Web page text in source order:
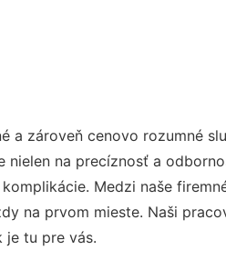
a zároveň cenovo rozumné
na precíznosť a
Medzi naše
na prvom mieste. Naši
je tu pre vás.